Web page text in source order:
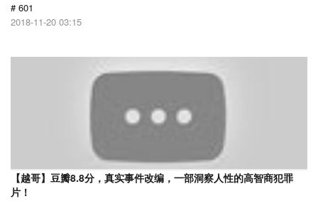
# 601
2018-11-20 03:15
【越哥】豆瓣8.8分，真实事件改编，一部洞察人性的高智商犯罪
片！